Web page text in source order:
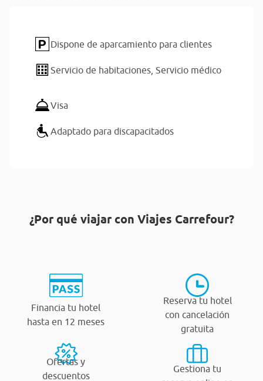
Dispone de aparcamiento para clientes
Servicio de habitaciones, Servicio médico
Visa
Adaptado para discapacitados
¿Por qué viajar con Viajes Carrefour?
Financia tu hotel
hasta en 12 meses
Reserva tu hotel
con cancelación
gratuita
Ofertas y
descuentos
Gestiona tu